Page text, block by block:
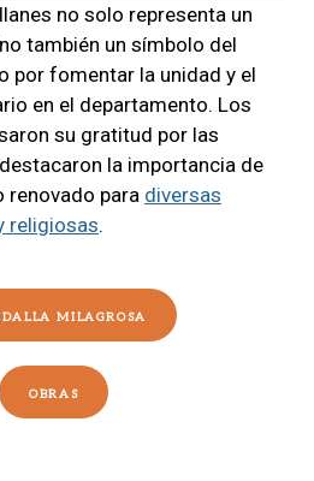
no solo representa un
también un símbolo del
por fomentar la unidad y el
en el departamento. Los
su gratitud por las
la importancia de
renovado para diversas
religiosas.
MILAGROSA
OBRAS